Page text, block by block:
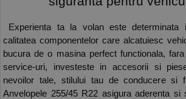
calitatea componentelor care alcatuiesc
bucura de o masina perfect functionala,
service-uri, investeste in accesorii si
nevoilor tale, stilului tau de conducere si
Anvelopele 255/45 R22 asigura aderenta si